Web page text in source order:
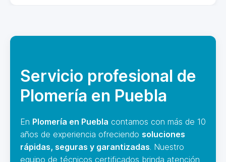
Servicio profesional de
Plomería en Puebla
En Plomería en Puebla contamos con más de 10
años de experiencia ofreciendo soluciones
rápidas, seguras y garantizadas. Nuestro
equipo de técnicos certificados brinda atención